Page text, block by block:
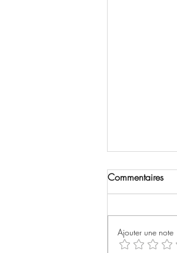
Commentaires
Ajouter une note